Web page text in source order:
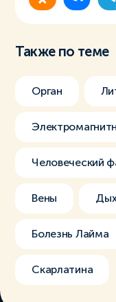
Также по теме
Орган
Человеческий
Вены
Болезнь Лайма
Скарлатина